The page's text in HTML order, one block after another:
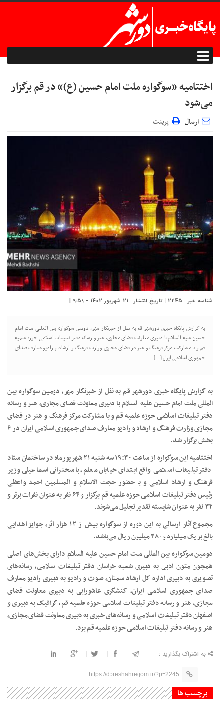
اختتامیه «سوگواره ملت امام حسین (ع)» در قم برگزار
می‌شود
ارسال پرینت
شناسه خبر : 2245 | تاریخ انتشار : 21 شهریور 1402 - 9:59 |
به گزارش پایگاه خبری دورشهر قم به نقل از خبرنگار مهر، دومین سوگواره بین المللی ملت امام
حسین علیه السلام با دبیری معاونت فضای مجازی، هنر و رسانه دفتر تبلیغات اسلامی حوزه علمیه
قم و با مشارکت مرکز فرهنگ و هنر در فضای مجازی وزارت فرهنگ و ارشاد و رادیو معارف صدای
جمهوری اسلامی ایران […]
به گزارش پایگاه خبری دورشهر قم به نقل از خبرنگار مهر، دومین سوگواره بین
المللیملت امام حسین علیه السلام با دبیری معاونت فضای مجازی، هنر و رسانه
دفتر تبلیغات اسلامی حوزه علمیه قم و با مشارکت مرکز فرهنگ و هنر در فضای
مجازی وزارت فرهنگ و ارشاد و رادیو معارف صدای جمهوری اسلامی ایران در ۶
بخش برگزار شد.
اختتامیه این سوگواره از ساعت ۱۹:۳۰ سه شنبه ۲۱ شهریورماه در ساختمان ستاد
دفتر تبلیغات اسلامی واقع ابتدای خیابان معلم، با سخنرانی اسماعیلی وزیر
فرهنگ و ارشاد اسلامی و با حضور حجت الاسلام و المسلمین احمد واعظی
رئیس دفتر تبلیغات اسلامی حوزه علمیه قم برگزار و ۶۴ نفر به عنوان نفرات برتر و
۳۲ نفر به عنوان شایسته تقدیر تجلیل می‌شوند.
مجموع آثار ارسالی به این دوره از سوگواره بیش از ۱۲ هزار اثر، جوایز اهدایی
بالغ بر یک میلیارد و ۴۸۰ میلیون ریال می‌باشد.
دومین سوگواره بینالمللیملت امام حسین علیه السلام دارای بخش‌های اصلی
همچون متون ادبی به دبیری شعبه خراسان دفتر تبلیغات اسلامی، رسانه‌های
تصویری به دبیری اداره کل ارشاد سمنان، صوت و رادیو به دبیری رادیو معارف
صدای جمهوری اسلامی ایران، کنشگری عاشورایی به دبیری معاونت فضای
مجازی، هنر و رسانه دفتر تبلیغات اسلامی حوزه علمیه قم، گرافیک به دبیری و
اصفهان دفتر تبلیغات اسلامی و رسانه‌های خبری به دبیری معاونت فضای مجازی،
هنر و رسانه دفتر تبلیغات اسلامی حوزه علمیه قم بود.
به اشتراک بگذارید :
https://doreshahreqom.ir/?p=2245
برچسب ها